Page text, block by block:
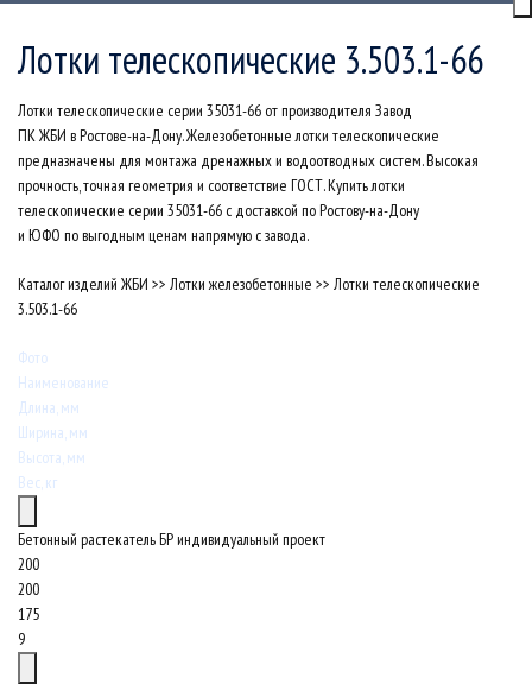
Лотки телескопические 3.503.1-66
Лотки телескопические серии 35031-66 от производителя Завод
ПК ЖБИ в Ростове-на-Дону. Железобетонные лотки телескопические
предназначены для монтажа дренажных и водоотводных систем. Высокая
прочность, точная геометрия и соответствие ГОСТ. Купить лотки
телескопические серии 35031-66 с доставкой по Ростову-на-Дону
и ЮФО по выгодным ценам напрямую с завода.
Каталог изделий ЖБИ >> Лотки железобетонные >> Лотки телескопические
3.503.1-66
Фото
Наименование
Длина, мм
Ширина, мм
Высота, мм
Вес, кг
Бетонный растекатель БР индивидуальный проект
200
200
175
9